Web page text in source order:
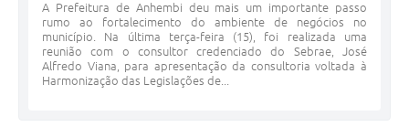
A Prefeitura de Anhembi deu mais um importante passo
rumo ao fortalecimento do ambiente de negócios no
município. Na última terça-feira (15), foi realizada uma
reunião com o consultor credenciado do Sebrae, José
Alfredo Viana, para apresentação da consultoria voltada à
Harmonização das Legislações de...